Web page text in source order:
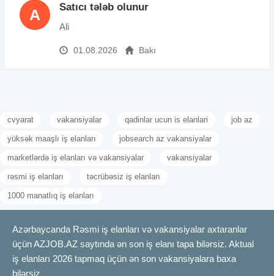
A Satıcı tələb olunur
Ali
01.08.2026 Bakı
cvyarat vakansiyalar qadinlar ucun is elanlari job az
yüksək maaşlı iş elanları jobsearch az vakansiyalar
marketlərdə iş elanları və vakansiyalar vakansiyalar
rəsmi iş elanları təcrübəsiz iş elanları
1000 manatlıq iş elanları
Azərbaycanda Rəsmi iş elanları və vakansiyalar axtaranlar
üçün AZJOB.AZ saytında ən son iş elanı tapa bilərsiz. Aktual
iş elanları 2026 tapmaq üçün ən son vakansiyalara baxa
bilərsiz